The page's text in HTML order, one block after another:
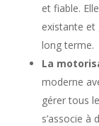
et fiable.
existante et
long terme.
La
moderne
gérer tous
s’associe à